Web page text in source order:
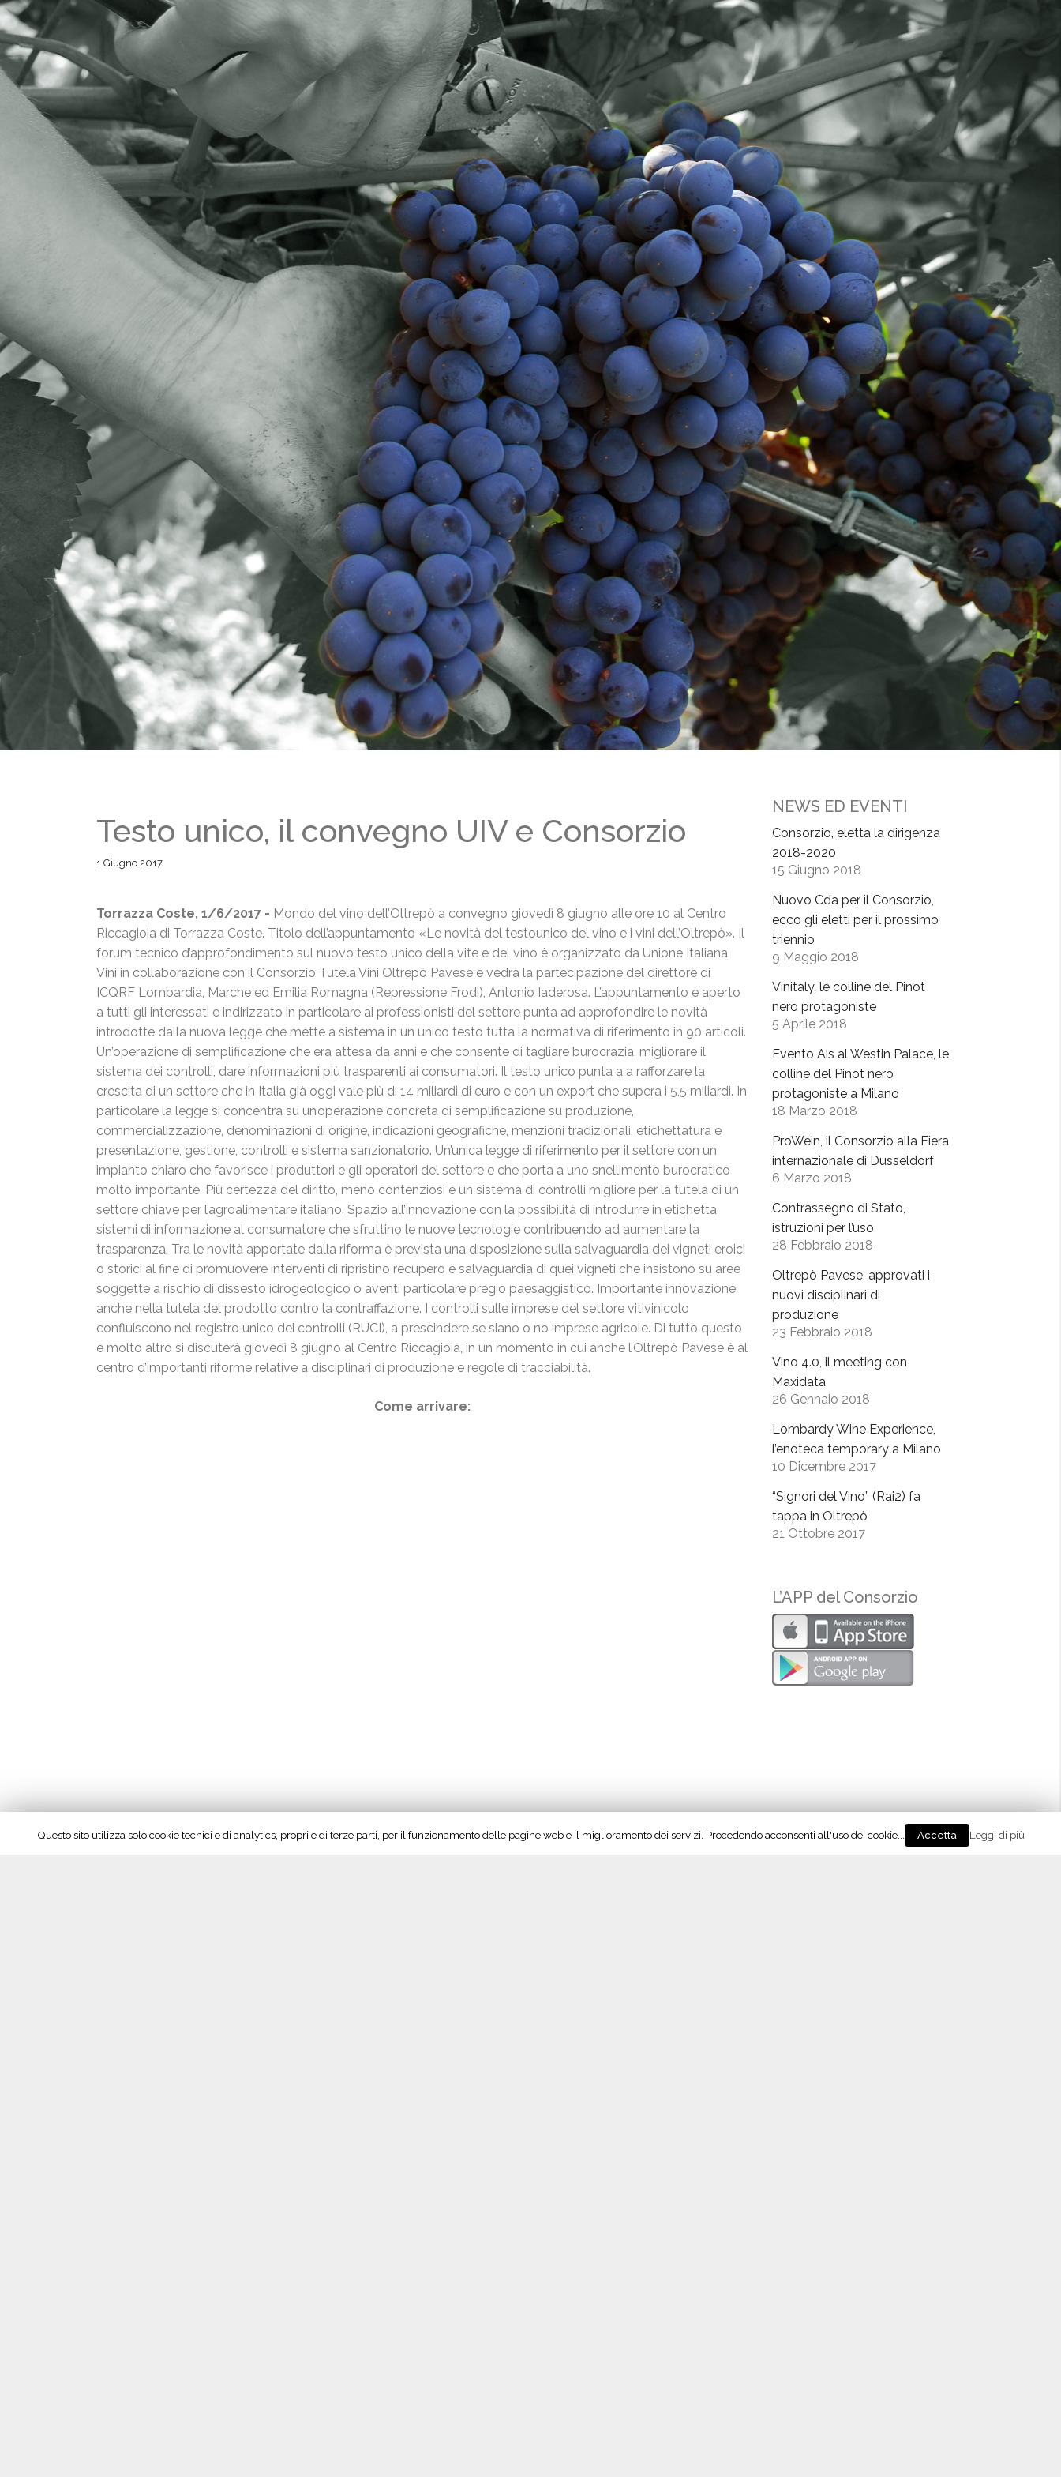
Testo unico, il convegno UIV e Consorzio
1 Giugno 2017
Torrazza Coste, 1/6/2017 - Mondo del vino dell’Oltrepò a convegno giovedì 8 giugno alle ore 10 al Centro
Riccagioia di Torrazza Coste. Titolo dell’appuntamento «Le novità del testounico del vino e i vini dell’Oltrepò». Il
forum tecnico d’approfondimento sul nuovo testo unico della vite e del vino è organizzato da Unione Italiana
Vini in collaborazione con il Consorzio Tutela Vini Oltrepò Pavese e vedrà la partecipazione del direttore di
ICQRF Lombardia, Marche ed Emilia Romagna (Repressione Frodi), Antonio Iaderosa. L’appuntamento è aperto
a tutti gli interessati e indirizzato in particolare ai professionisti del settore punta ad approfondire le novità
introdotte dalla nuova legge che mette a sistema in un unico testo tutta la normativa di riferimento in 90 articoli.
Un’operazione di semplificazione che era attesa da anni e che consente di tagliare burocrazia, migliorare il
sistema dei controlli, dare informazioni più trasparenti ai consumatori. Il testo unico punta a a rafforzare la
crescita di un settore che in Italia già oggi vale più di 14 miliardi di euro e con un export che supera i 5,5 miliardi. In
particolare la legge si concentra su un’operazione concreta di semplificazione su produzione,
commercializzazione, denominazioni di origine, indicazioni geografiche, menzioni tradizionali, etichettatura e
presentazione, gestione, controlli e sistema sanzionatorio. Un’unica legge di riferimento per il settore con un
impianto chiaro che favorisce i produttori e gli operatori del settore e che porta a uno snellimento burocratico
molto importante. Più certezza del diritto, meno contenziosi e un sistema di controlli migliore per la tutela di un
settore chiave per l’agroalimentare italiano. Spazio all’innovazione con la possibilità di introdurre in etichetta
sistemi di informazione al consumatore che sfruttino le nuove tecnologie contribuendo ad aumentare la
trasparenza. Tra le novità apportate dalla riforma è prevista una disposizione sulla salvaguardia dei vigneti eroici
o storici al fine di promuovere interventi di ripristino recupero e salvaguardia di quei vigneti che insistono su aree
soggette a rischio di dissesto idrogeologico o aventi particolare pregio paesaggistico. Importante innovazione
anche nella tutela del prodotto contro la contraffazione. I controlli sulle imprese del settore vitivinicolo
confluiscono nel registro unico dei controlli (RUCI), a prescindere se siano o no imprese agricole. Di tutto questo
e molto altro si discuterà giovedì 8 giugno al Centro Riccagioia, in un momento in cui anche l’Oltrepò Pavese è al
centro d’importanti riforme relative a disciplinari di produzione e regole di tracciabilità.
Come arrivare:
consorzio,doc,docg, ICQRF,Italia,Italy,lombardia,Oltrepo ,Oltrepò Pavese,pavia,registri dematerializzati,testo unico,testo unico della
NEWS ED EVENTI
Consorzio, eletta la dirigenza
2018-2020
15 Giugno 2018
Nuovo Cda per il Consorzio,
ecco gli eletti per il prossimo
triennio
9 Maggio 2018
Vinitaly, le colline del Pinot
nero protagoniste
5 Aprile 2018
Evento Ais al Westin Palace, le
colline del Pinot nero
protagoniste a Milano
18 Marzo 2018
ProWein, il Consorzio alla Fiera
internazionale di Dusseldorf
6 Marzo 2018
Contrassegno di Stato,
istruzioni per l’uso
28 Febbraio 2018
Oltrepò Pavese, approvati i
nuovi disciplinari di
produzione
23 Febbraio 2018
Vino 4.0, il meeting con
Maxidata
26 Gennaio 2018
Lombardy Wine Experience,
l’enoteca temporary a Milano
10 Dicembre 2017
“Signori del Vino” (Rai2) fa
tappa in Oltrepò
21 Ottobre 2017
L’APP del Consorzio
Questo sito utilizza solo cookie tecnici e di analytics, propri e di terze parti, per il funzionamento delle pagine web e il miglioramento dei servizi. Procedendo acconsenti all'uso dei cookie... Accetta Leggi di più